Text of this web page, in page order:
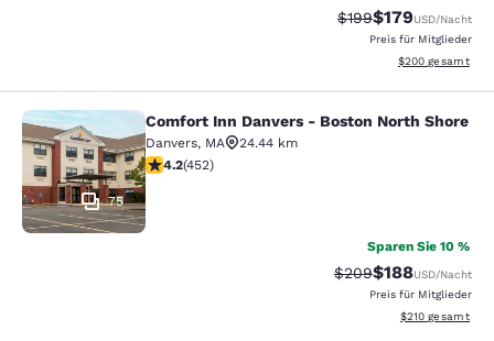
Durchgestrichener
$199Vergünstigter
$179USD/Nacht
Preis für Mitglieder
Geschätzte
$200 gesamt
Comfort Inn Danvers - Boston
75
Comfort Inn Danvers - Boston North Shore
Danvers, MA
24.44 km
4.15-Sterne-Bewertung. Sehr gut. 452 Bewertungen
4.2(452)
Sparen Sie 10 %
Durchgestrichener
$209Vergünstigter
$188USD/Nacht
Preis für Mitglieder
Geschätzte
$210 gesamt